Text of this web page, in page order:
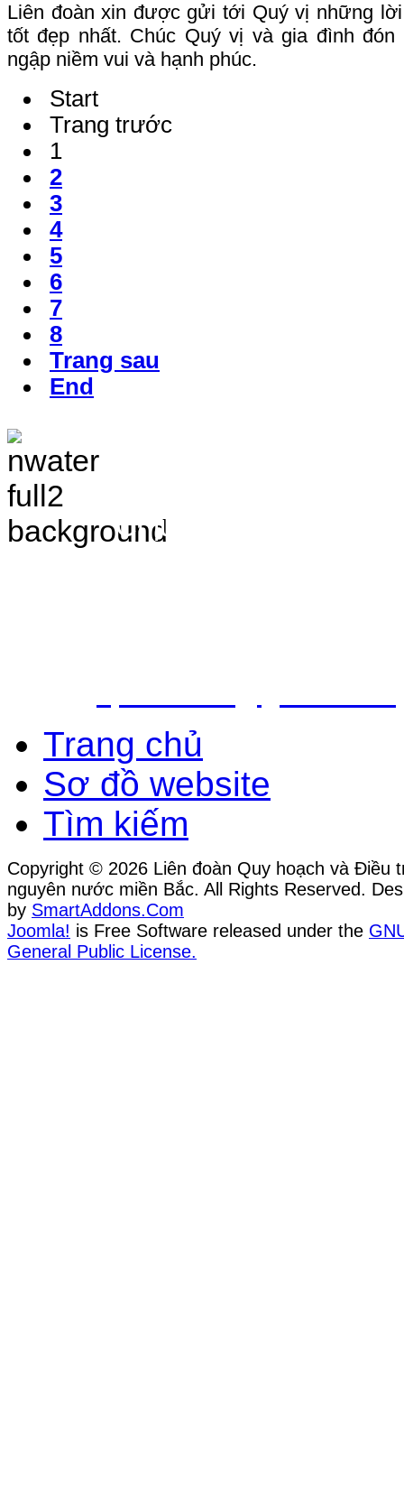
Liên đoàn xin được gửi tới Quý vị những
tốt đẹp nhất. Chúc Quý vị và gia đình đón
ngập niềm vui và hạnh phúc.
Start
Trang trước
1
2
3
4
5
6
7
8
Trang sau
End
Chịu trách nhiệm nội
Trang chủ
Sơ đồ website
Tìm kiếm
Copyright © 2026 Liên đoàn Quy hoạch và Điều
nguyên nước miền Bắc. All Rights Reserved.
by SmartAddons.Com
Joomla! is Free Software released under the
General Public License.